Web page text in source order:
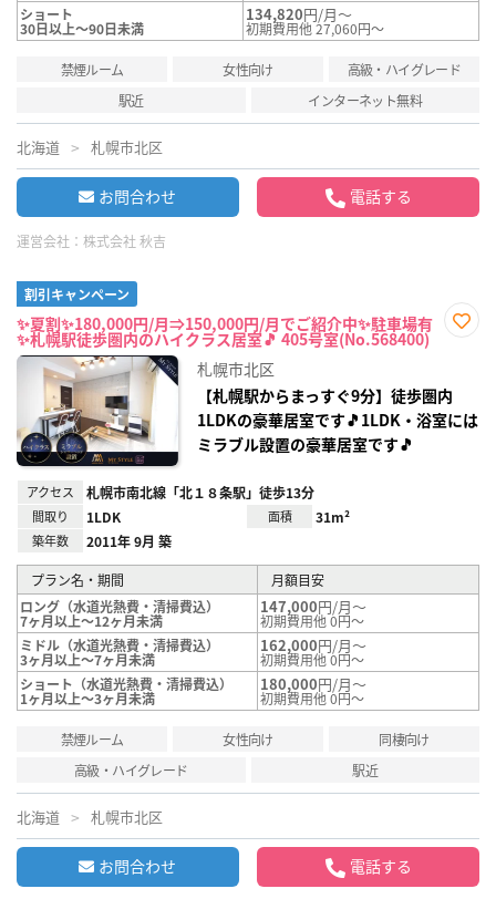
ショート
30日以上～90日未満
134,820円/月～
初期費用他 27,060円～
禁煙ルーム 女性向け
高級・ハイグレード
駅近
インターネット無料
北海道 札幌市北区
お問合わせ 電話する
運営会社： 株式会社 秋吉
割引キャンペーン
✨夏割✨180,000円/月⇒150,000円/月でご紹介中✨駐車場有
✨札幌駅徒歩圏内のハイクラス居室🎵 405号室(No.568400)
録
札幌市北区
【札幌駅からまっすぐ9分】徒歩圏内
1LDKの豪華居室です🎵1LDK・浴室には
ミラブル設置の豪華居室です🎵
アクセス 札幌市南北線「北１８条駅」徒歩13分
間取り 1LDK 面積 31m²
築年数 2011年 9月 築
プラン名・期間
月額目安
ロング（水道光熱費・清掃費込）
7ヶ月以上～12ヶ月未満
147,000円/月～
初期費用他 0円～
ミドル（水道光熱費・清掃費込）
3ヶ月以上～7ヶ月未満
162,000円/月～
初期費用他 0円～
ショート（水道光熱費・清掃費込）
1ヶ月以上～3ヶ月未満
180,000円/月～
初期費用他 0円～
禁煙ルーム 女性向け
同棲向け
高級・ハイグレード
駅近
北海道 札幌市北区
お問合わせ 電話する